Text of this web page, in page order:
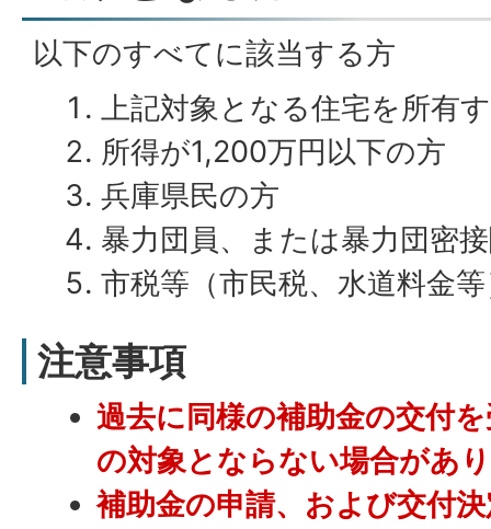
以下のすべてに該当する方
上記対象となる住宅を所有
所得が1,200万円以下の方
兵庫県民の方
暴力団員、または暴力団密
市税等（市民税、水道料金
注意事項
過去に同様の補助金の交付
の対象とならない場合があ
補助金の申請、および交付